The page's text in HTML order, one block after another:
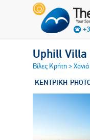
Uphill Villa
Βίλες Κρήτη>Χανιά
ΚΕΝΤΡΙΚΗ